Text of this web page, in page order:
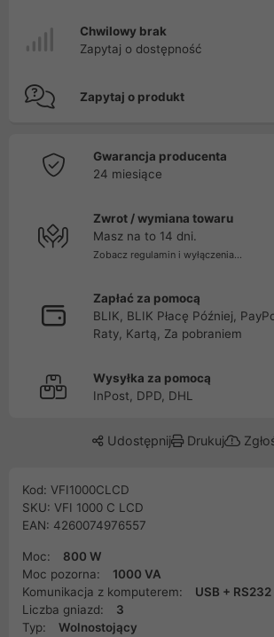
Chwilowy brak
Zapytaj o dostępność
Zapytaj o produkt
Gwarancja producenta
24 miesiące
Zwrot / wymiana towaru
Masz na to 14 dni.
Zobacz regulamin i wyłączenia...
Zapłać za pomocą
BLIK, BLIK Płacę Później,
Raty, Kartą, Za pobraniem
Wysyłka za pomocą
InPost, DPD, DHL
Udostępnij Drukuj
Kod: VFI1000CLCD
SKU: VFI 1000 C LCD
EAN: 4260074976557
Moc:
800 W
Moc pozorna:
1000 VA
Komunikacja z komputerem:
USB + RS232
Liczba gniazd:
3
Typ:
Wolnostojący